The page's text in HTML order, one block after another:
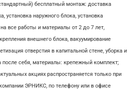
бесплатный монтаж: доставка
установка наружного блока, установка
на все работы и материалы от 2 до 7 лет,
внешнего блока, вакуумирование
отверстия в капитальной стене, уборка и
после себя, материалы: крепежный комплект;
акциях распространяется только при
ЭРНИКС, по телефону или в офисе